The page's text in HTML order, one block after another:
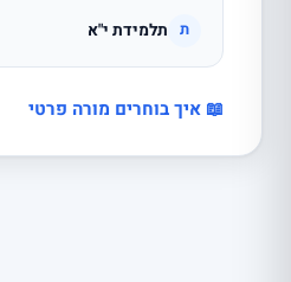
ת תלמידת י"א
📖 איך בוחרים מורה פרטי